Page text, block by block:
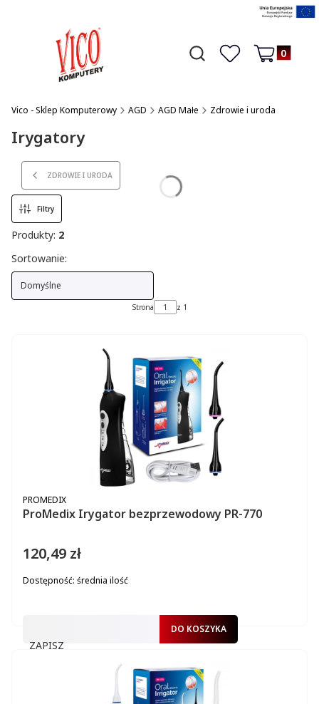
Otwórz wyszukiwarkę
Czego szukasz?Ulubione
Produkty w
Koszyk
Vico - Sklep Komputerowy AGD AGD Małe Zdrowie i uroda
Irygatory
ZDROWIE I URODA
Filtry
Produkty: 2
Lista produktów
Sortowanie:
Domyślne
Strona z 1
ProMedix Irygator bezprzewodowy PR-770
PRODUCENT
PROMEDIX
Cena
120,49 zł
Dostępność: średnia ilość
ZAPISZ
DO KOSZYKA